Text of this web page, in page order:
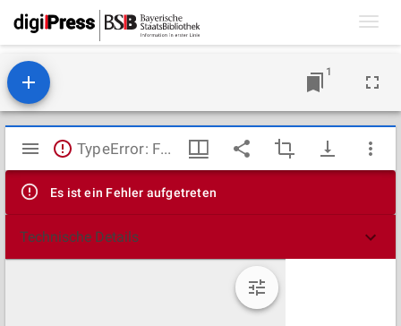
1
Mirador
Viewer
TypeError: Failed to fetch
Es ist ein Fehler aufgetreten
Technische Details